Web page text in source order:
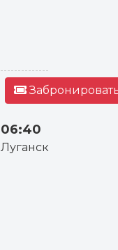
06:40
Луганск